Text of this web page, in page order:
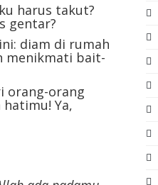
harus takut?
gentar?
diam di rumah
menikmati bait-
orang-orang
Ya,